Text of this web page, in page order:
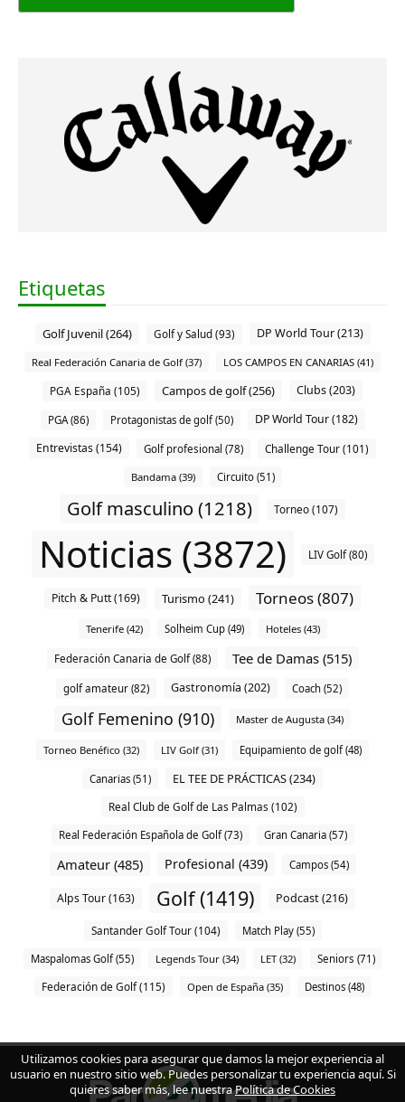
Etiquetas
Golf Juvenil (264) Golf y Salud (93) DP World Tour (213)
Real Federación Canaria de Golf (37) LOS CAMPOS EN CANARIAS (41)
PGA España (105) Campos de golf (256) Clubs (203)
PGA (86) Protagonistas de golf (50)
DP World Tour (182)
Entrevistas (154)
Golf profesional (78) Challenge Tour (101)
Bandama (39) Circuito (51)
Golf masculino (1218) Torneo (107)
Noticias (3872) LIV Golf (80)
Pitch & Putt (169) Turismo (241) Torneos (807)
Tenerife (42) Solheim Cup (49) Hoteles (43)
Federación Canaria de Golf (88) Tee de Damas (515)
golf amateur (82) Gastronomía (202) Coach (52)
Golf Femenino (910) Master de Augusta (34)
Torneo Benéfico (32) LIV Golf (31) Equipamiento de golf (48)
Canarias (51) EL TEE DE PRÁCTICAS (234)
Real Club de Golf de Las Palmas (102)
Real Federación Española de Golf (73) Gran Canaria (57)
Amateur (485) Profesional (439) Campos (54)
Alps Tour (163) Golf (1419) Podcast (216)
Santander Golf Tour (104) Match Play (55)
Maspalomas Golf (55) Legends Tour (34) LET (32) Seniors (71)
Federación de Golf (115) Open de España (35) Destinos (48)
Utilizamos cookies para asegurar que damos la mejor experiencia al
usuario en nuestro sitio web. Puedes personalizar tu experiencia aquí. Si
quieres saber más, lee nuestraPolítica de Cookies